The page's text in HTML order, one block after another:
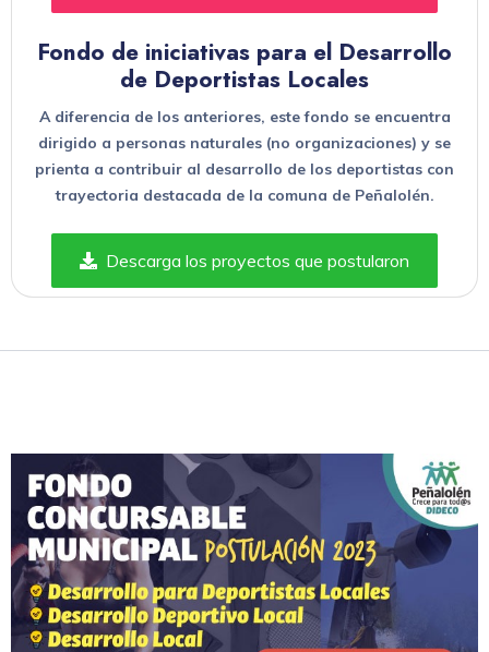
Fondo de iniciativas para el Desarrollo
de Deportistas Locales
A diferencia de los anteriores, este fondo se encuentra
dirigido a personas naturales (no organizaciones) y se
prienta a contribuir al desarrollo de los deportistas con
trayectoria destacada de la comuna de Peñalolén.
Descarga los proyectos que postularon